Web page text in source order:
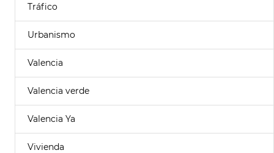
Tráfico
Urbanismo
Valencia
Valencia verde
Valencia Ya
Vivienda